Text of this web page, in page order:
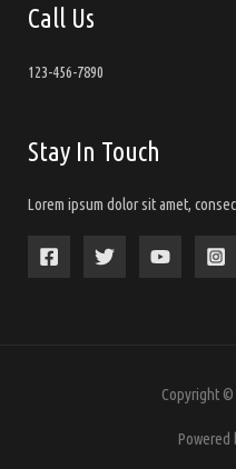
Call Us
123-456-7890
Stay In Touch
Lorem ipsum dolor sit amet,
Copyright ©
Powered